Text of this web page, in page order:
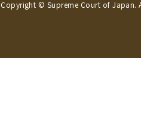
Copyright © Supreme Court of Japan.